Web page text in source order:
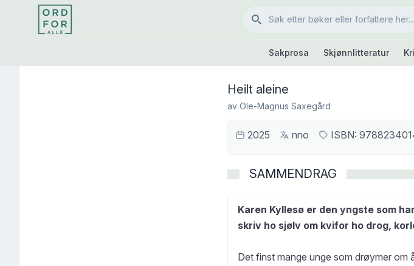
Sakprosa Skjønnlitteratur
Heilt aleine
av Ole-Magnus Saxegård
2025 nno ISBN:
SAMMENDRAG
Karen Kyllesø er den yngste som
skriv ho sjølv om kvifor ho drog,
Det finst mange unge som drøymer om